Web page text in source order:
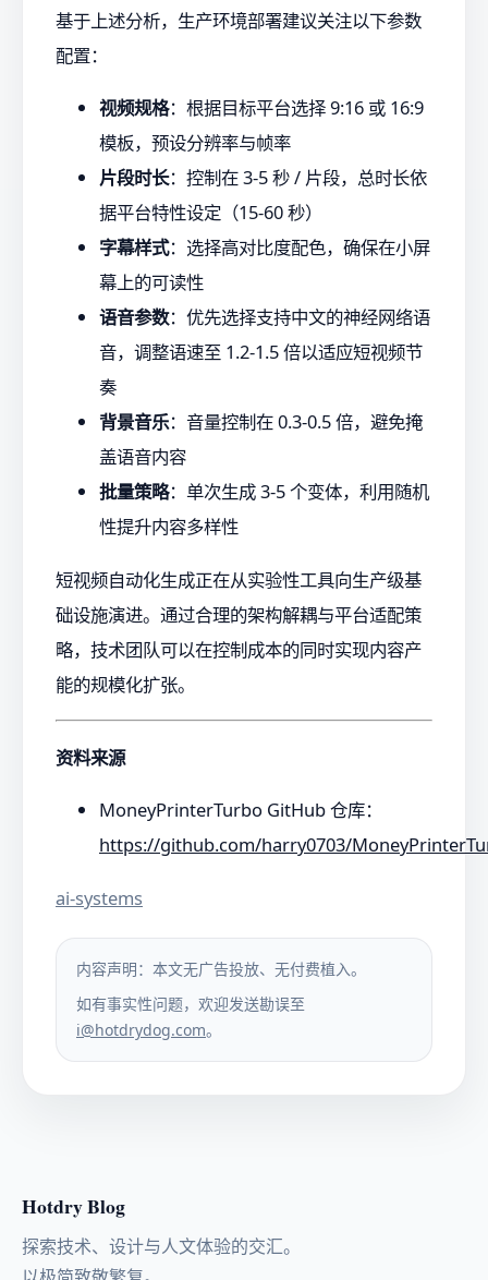
基于上述分析，生产环境部署建议关注以下参数
配置：
视频规格：根据目标平台选择 9:16 或 16:9
模板，预设分辨率与帧率
片段时长：控制在 3-5 秒 / 片段，总时长依
据平台特性设定（15-60 秒）
字幕样式：选择高对比度配色，确保在小屏
幕上的可读性
语音参数：优先选择支持中文的神经网络语
音，调整语速至 1.2-1.5 倍以适应短视频节
奏
背景音乐：音量控制在 0.3-0.5 倍，避免掩
盖语音内容
批量策略：单次生成 3-5 个变体，利用随机
性提升内容多样性
短视频自动化生成正在从实验性工具向生产级基
础设施演进。通过合理的架构解耦与平台适配策
略，技术团队可以在控制成本的同时实现内容产
能的规模化扩张。
资料来源
MoneyPrinterTurbo GitHub 仓库：
https://github.com/harry0703/
ai-systems
内容声明：本文无广告投放、无付费植入。
如有事实性问题，欢迎发送勘误至
i@hotdrydog.com。
Hotdry Blog
探索技术、设计与人文体验的交汇。